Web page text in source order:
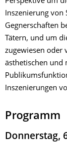
Inszenierung
Gegnerschaften
Tätern, und um
zugewiesen oder
ästhetischen und
Inszenierungen
Programm
Donnerstag,